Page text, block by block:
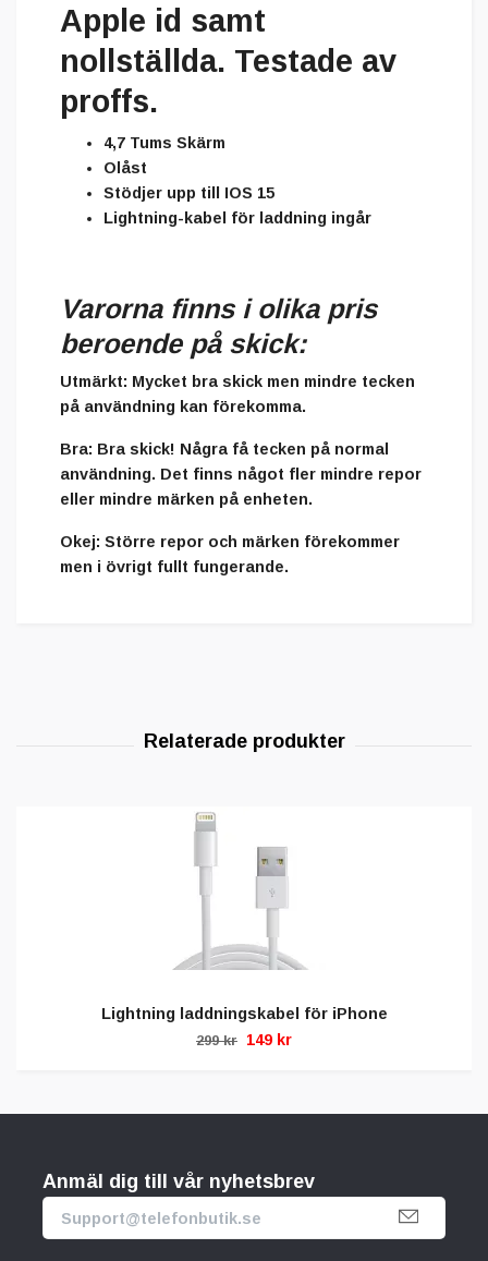
Apple id samt
nollställda. Testade av
proffs.
4,7 Tums Skärm
Olåst
Stödjer upp till IOS 15
Lightning-kabel för laddning ingår
Varorna finns i olika pris
beroende på skick:
Utmärkt: Mycket bra skick men mindre tecken
på användning kan förekomma.
Bra: Bra skick! Några få tecken på normal
användning. Det finns något fler mindre repor
eller mindre märken på enheten.
Okej: Större repor och märken förekommer
men i övrigt fullt fungerande.
Lightning laddningskabel för iPhone
299 kr 149 kr
Anmäl dig till vår nyhetsbrev